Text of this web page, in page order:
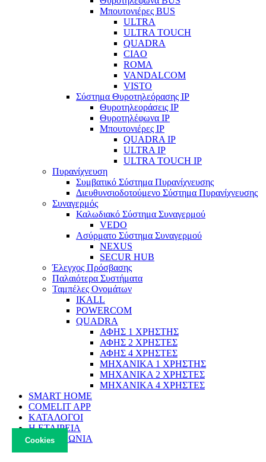
Μπουτονιέρες BUS
ULTRA
ULTRA TOUCH
QUADRA
CIAO
ROMA
VANDALCOM
VISTO
Σύστημα Θυροτηλεόρασης IP
Θυροτηλεοράσεις IP
Θυροτηλέφωνα IP
Μπουτονιέρες IP
QUADRA IP
ULTRA IP
ULTRA TOUCH IP
Πυρανίχνευση
Συμβατικό Σύστημα Πυρανίχνευσης
Διευθυνσιοδοτούμενο Σύστημα Πυρανίχνευσης
Συναγερμός
Καλωδιακό Σύστημα Συναγερμού
VEDO
Ασύρματο Σύστημα Συναγερμού
NEXUS
SECUR HUB
Έλεγχος Πρόσβασης
Παλαιότερα Συστήματα
Ταμπέλες Ονομάτων
IKALL
POWERCOM
QUADRA
ΑΦΗΣ 1 ΧΡΗΣΤΗΣ
ΑΦΗΣ 2 ΧΡΗΣΤΕΣ
ΑΦΗΣ 4 ΧΡΗΣΤΕΣ
ΜΗΧΑΝΙΚΑ 1 ΧΡΗΣΤΗΣ
ΜΗΧΑΝΙΚΑ 2 ΧΡΗΣΤΕΣ
ΜΗΧΑΝΙΚΑ 4 ΧΡΗΣΤΕΣ
SMART HOME
COMELIT APP
ΚΑΤΑΛΟΓΟΙ
Η ΕΤΑΙΡΕΙΑ
ΕΠΙΚΟΙΝΩΝΙΑ
Cookies